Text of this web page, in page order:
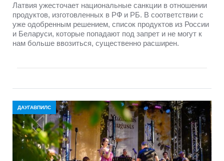
Латвия ужесточает национальные санкции в отношении
продуктов, изготовленных в РФ и РБ. В соответствии с
уже одобренным решением, список продуктов из России
и Беларуси, которые попадают под запрет и не могут к
нам больше ввозиться, существенно расширен.
ДАУГАВПИЛС